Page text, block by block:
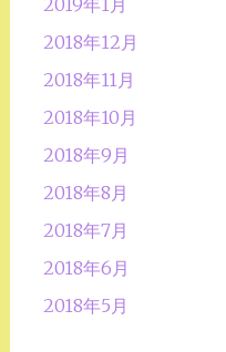
2019年1月
2018年12月
2018年11月
2018年10月
2018年9月
2018年8月
2018年7月
2018年6月
2018年5月